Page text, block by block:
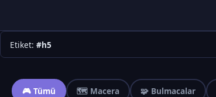
Etiket: #h5
🎮 Tümü 🗺️ Macera 🧩 Bulmacalar